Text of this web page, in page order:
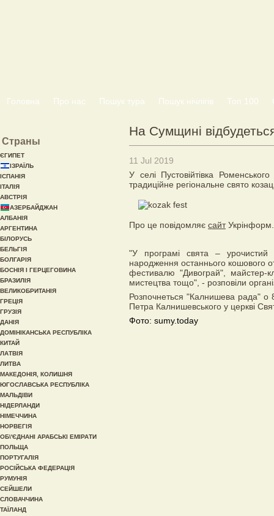
Головна Про нас Пошук тура Пошук нічлігів Топ 100
На Сумщині
11 Jul 2019
У селі Пустовійтівка
традиційне регіональне свято
Про це повідомляє сайтУкрінформ.
"У програмі свята – урочистий
народження останнього кошового
фестивалю "Дивограй", майстер-
мистецтва тощо", - розповіли
Розпочнеться "Калнишева рада" о
Петра Калнишевського у церкві
Фото: sumy.today
Страны
ЄГИПЕТ
ІЗРАЇЛЬ
ІСПАНІЯ
ІТАЛІЯ
АВСТРІЯ
АЗЕРБАЙДЖАН
АЛБАНІЯ
АРГЕНТИНА
БІЛОРУСЬ
БЕЛЬГІЯ
БОЛГАРІЯ
БОСНІЯ І ГЕРЦЕГОВИНА
БРАЗИЛІЯ
ВЕЛИКОБРИТАНІЯ
ГРЕЦІЯ
ГРУЗІЯ
ДАНІЯ
ДОМІНІКАНСЬКА РЕСПУБЛІКА
КИТАЙ
ЛАТВІЯ
ЛИТВА
МАКЕДОНІЯ, КОЛИШНЯ
ЮГОСЛАВСЬКА РЕСПУБЛІКА
МАЛЬДІВИ
НІДЕРЛАНДИ
НІМЕЧЧИНА
НОРВЕГІЯ
ОБ\'ЄДНАНІ АРАБСЬКІ ЕМІРАТИ
ПОЛЬЩА
ПОРТУГАЛІЯ
РОСІЙСЬКА ФЕДЕРАЦІЯ
РУМУНІЯ
СЕЙШЕЛИ
СЛОВАЧЧИНА
ТАЇЛАНД